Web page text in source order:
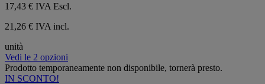
17,43 € IVA Escl.
21,26 € IVA incl.
unità
Vedi le 2 opzioni
Prodotto temporaneamente non disponibile, tornerà presto.
IN SCONTO!